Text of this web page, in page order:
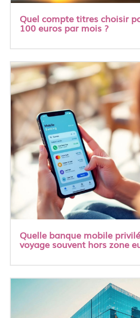
Quel compte titres choisir
100 euros par mois ?
Quelle banque mobile
voyage souvent hors zone